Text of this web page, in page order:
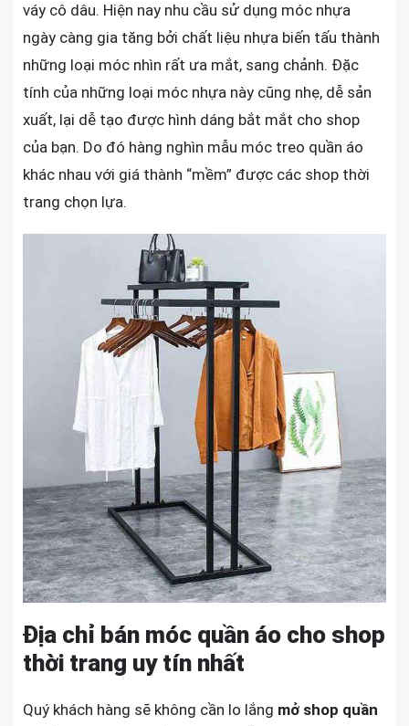
váy cô dâu. Hiện nay nhu cầu sử dụng móc nhựa
ngày càng gia tăng bởi chất liệu nhựa biến tấu thành
những loại móc nhìn rất ưa mắt, sang chảnh. Đặc
tính của những loại móc nhựa này cũng nhẹ, dễ sản
xuất, lại dễ tạo được hình dáng bắt mắt cho shop
của bạn. Do đó hàng nghìn mẫu móc treo quần áo
khác nhau với giá thành “mềm” được các shop thời
trang chọn lựa.
Địa chỉ bán móc quần áo cho shop
thời trang uy tín nhất
Quý khách hàng sẽ không cần lo lắng mở shop quần